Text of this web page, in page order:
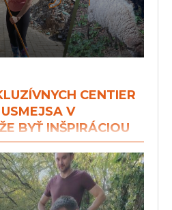
CENTIER
V
BYŤ INŠPIRÁCIOU